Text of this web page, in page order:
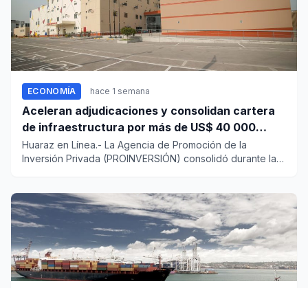
ECONOMÍA hace 1 semana
Aceleran adjudicaciones y consolidan cartera
de infraestructura por más de US$ 40 000
millones
Huaraz en Línea.- La Agencia de Promoción de la
Inversión Privada (PROINVERSIÓN) consolidó durante la